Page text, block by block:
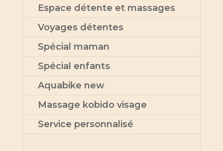
Espace détente et massages
Voyages détentes
Spécial maman
Spécial enfants
Aquabike new
Massage kobido visage
Service personnalisé